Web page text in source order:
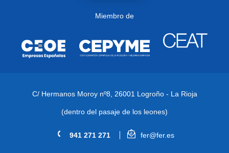
Miembro de
C/ Hermanos Moroy nº8, 26001 Logroño - La Rioja
(dentro del pasaje de los leones)
941 271 271 fer@fer.es